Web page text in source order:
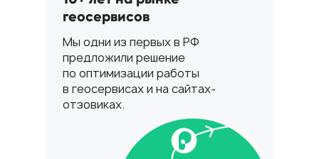
геосервисов
Мы одни из первых в РФ
предложили решение
по оптимизации работы
в геосервисах и на сайтах-
отзовиках.